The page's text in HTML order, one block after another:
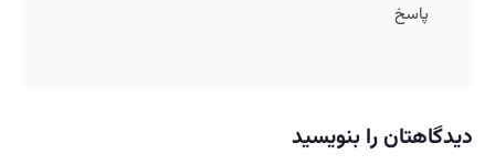
پاسخ
دیدگاهتان را بنویسید